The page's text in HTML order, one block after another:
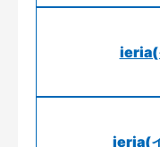
ieria(
ieria(